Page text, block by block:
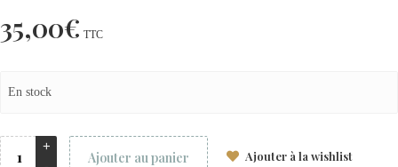
35,00€ TTC
En stock
Ajouter au panier Ajouter à la wishlist